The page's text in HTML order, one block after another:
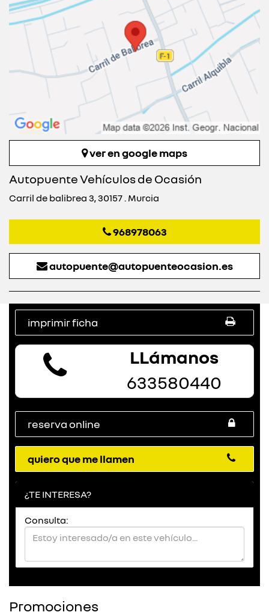
ver en google maps
Autopuente Vehículos de Ocasión
Carril de balibrea 3, 30157 . Murcia
968978063
autopuente@autopuenteocasion.es
imprimir ficha
LLámanos
633580440
reserva online
quiero que me llamen
¿TE INTERESA?
Consulta:
Promociones